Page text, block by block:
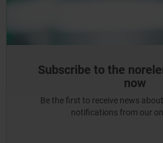
Subscribe to the
now
Be the first to receive news
notifications from our